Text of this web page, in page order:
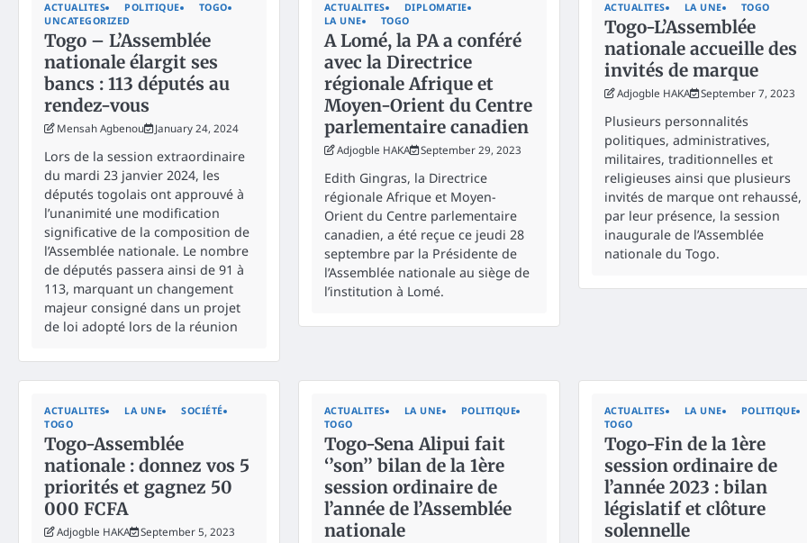
ACTUALITES POLITIQUE
TOGO
UNCATEGORIZED
Togo – L’Assemblée
nationale élargit ses
bancs : 113 députés au
rendez-vous
Mensah Agbenou January 24, 2024
Lors de la session extraordinaire
du mardi 23 janvier 2024, les
députés togolais ont approuvé à
l’unanimité une modification
significative de la composition de
l’Assemblée nationale. Le nombre
de députés passera ainsi de 91 à
113, marquant un changement
majeur consigné dans un projet
de loi adopté lors de la réunion
ACTUALITES
DIPLOMATIE
LA UNE
TOGO
A Lomé, la PA a conféré
avec la Directrice
régionale Afrique et
Moyen-Orient du Centre
parlementaire canadien
Adjogble HAKA September 29, 2023
Edith Gingras, la Directrice
régionale Afrique et Moyen-
Orient du Centre parlementaire
canadien, a été reçue ce jeudi 28
septembre par la Présidente de
l’Assemblée nationale au siège de
l’institution à Lomé.
ACTUALITES LA UNE TOGO
Togo-L’Assemblée
nationale accueille des
invités de marque
Adjogble HAKA September 7, 2023
Plusieurs personnalités
politiques, administratives,
militaires, traditionnelles et
religieuses ainsi que plusieurs
invités de marque ont rehaussé,
par leur présence, la session
inaugurale de l’Assemblée
nationale du Togo.
ACTUALITES LA UNE
SOCIÉTÉ
TOGO
Togo-Assemblée
nationale : donnez vos 5
priorités et gagnez 50
000 FCFA
Adjogble HAKA September 5, 2023
ACTUALITES LA UNE
POLITIQUE
TOGO
Togo-Sena Alipui fait
‘’son’’ bilan de la 1ère
session ordinaire de
l’année de l’Assemblée
nationale
ACTUALITES LA UNE
POLITIQUE
TOGO
Togo-Fin de la 1ère
session ordinaire de
l’année 2023 : bilan
législatif et clôture
solennelle